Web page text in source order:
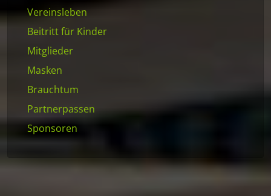
Vereinsleben
Beitritt für Kinder
Mitglieder
Masken
Brauchtum
Partnerpassen
Sponsoren